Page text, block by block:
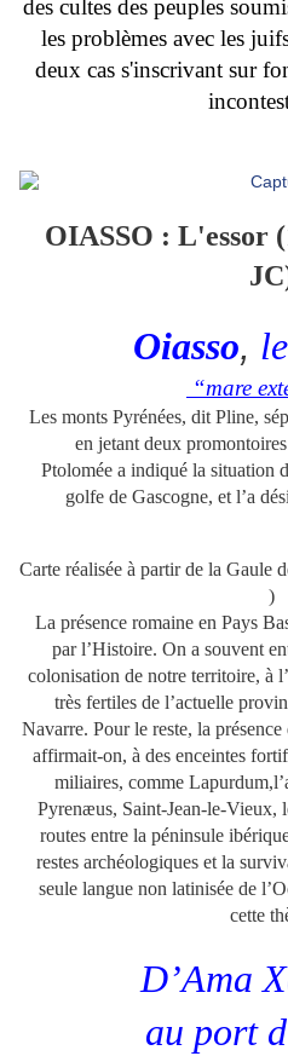
des cultes des peuples
les problèmes avec les
deux cas s'inscrivant sur
OIASSO : L'essor
Oiasso,
“mare
Les monts Pyrénées, dit Pline,
en jetant deux
Ptolomée a indiqué la situation
golfe de Gascogne, et l’a
Carte réalisée à partir de la Gaule
)
La présence romaine en Pays
par l’Histoire. On a souvent
colonisation de notre territoire, à
très fertiles de l’actuelle
Navarre. Pour le reste, la
affirmait-on, à des enceintes
miliaires, comme
Pyrenæus, Saint-Jean-le-Vieux,
routes entre la péninsule
restes archéologiques et la
seule langue non latinisée de
cette
D’Ama
au port